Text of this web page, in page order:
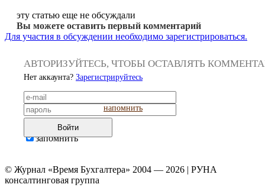
эту статью еще не обсуждали
Вы можете оставить первый комментарий
Для участия в обсуждении необходимо зарегистрироваться.
АВТОРИЗУЙТЕСЬ, ЧТОБЫ ОСТАВЛЯТЬ
Нет аккаунта? Зарегистрируйтесь
напомнить
Войти
запомнить
© Журнал «Время Бухгалтера» 2004 — 2026 | РУНА
консалтинговая группа